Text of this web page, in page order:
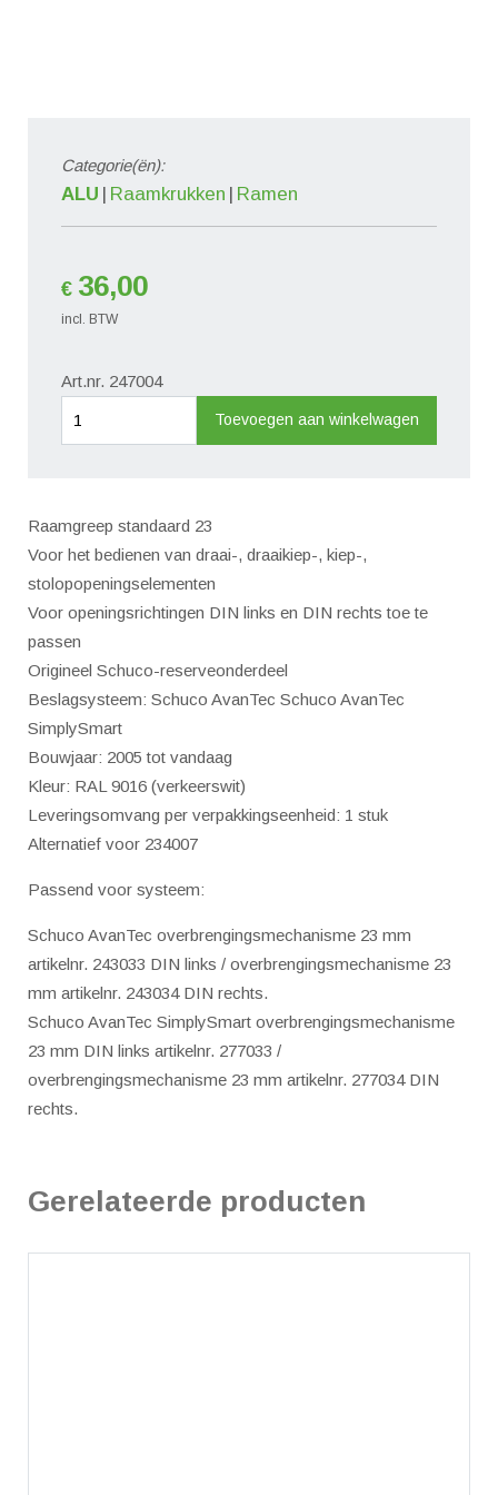
Categorie(ën):
ALU Raamkrukken Ramen
€ 36,00
incl. BTW
Art.nr. 247004
9016
(verkeerswit)
aantal
Toevoegen aan winkelwagen
Raamgreep standaard 23
Voor het bedienen van draai-, draaikiep-, kiep-,
stolopopeningselementen
Voor openingsrichtingen DIN links en DIN rechts toe te
passen
Origineel Schuco-reserveonderdeel
Beslagsysteem: Schuco AvanTec Schuco AvanTec
SimplySmart
Bouwjaar: 2005 tot vandaag
Kleur: RAL 9016 (verkeerswit)
Leveringsomvang per verpakkingseenheid: 1 stuk
Alternatief voor 234007
Passend voor systeem:
Schuco AvanTec overbrengingsmechanisme 23 mm
artikelnr. 243033 DIN links / overbrengingsmechanisme 23
mm artikelnr. 243034 DIN rechts.
Schuco AvanTec SimplySmart overbrengingsmechanisme
23 mm DIN links artikelnr. 277033 /
overbrengingsmechanisme 23 mm artikelnr. 277034 DIN
rechts.
Gerelateerde producten